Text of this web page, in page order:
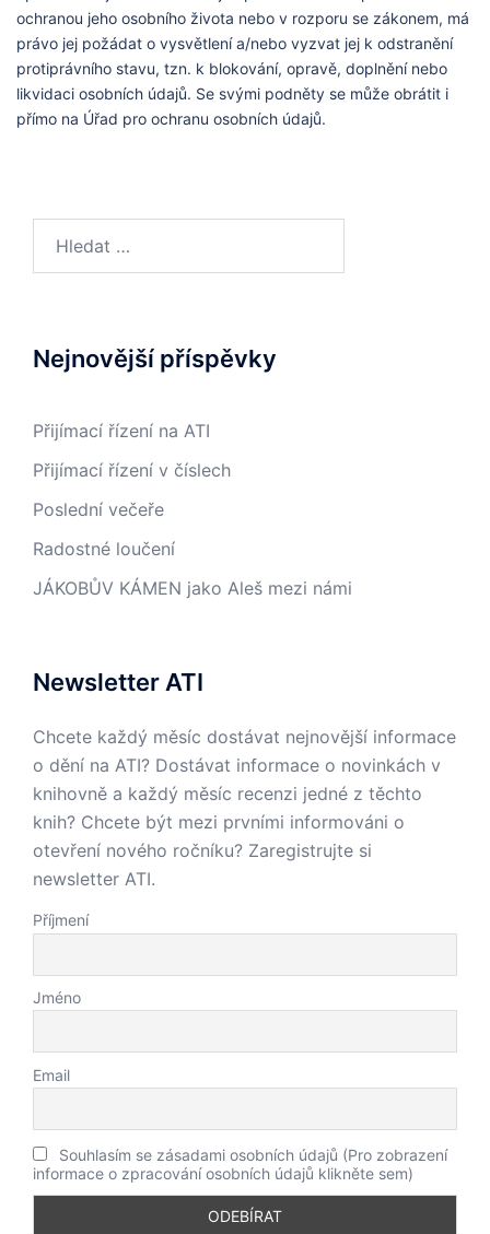
ochranou jeho osobního života nebo v rozporu se zákonem, má
právo jej požádat o vysvětlení a/nebo vyzvat jej k odstranění
protiprávního stavu, tzn. k blokování, opravě, doplnění nebo
likvidaci osobních údajů. Se svými podněty se může obrátit i
přímo na Úřad pro ochranu osobních údajů.
Nejnovější příspěvky
Přijímací řízení na ATI
Přijímací řízení v číslech
Poslední večeře
Radostné loučení
JÁKOBŮV KÁMEN jako Aleš mezi námi
Newsletter ATI
Chcete každý měsíc dostávat nejnovější informace
o dění na ATI? Dostávat informace o novinkách v
knihovně a každý měsíc recenzi jedné z těchto
knih? Chcete být mezi prvními informováni o
otevření nového ročníku? Zaregistrujte si
newsletter ATI.
Příjmení
Jméno
Email
Souhlasím se zásadami osobních údajů (Pro zobrazení
informace o zpracování osobních údajů klikněte sem)